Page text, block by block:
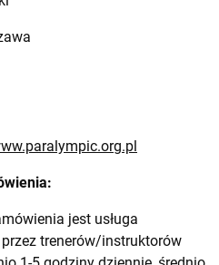
jest usługa
trenerów/instruktorów